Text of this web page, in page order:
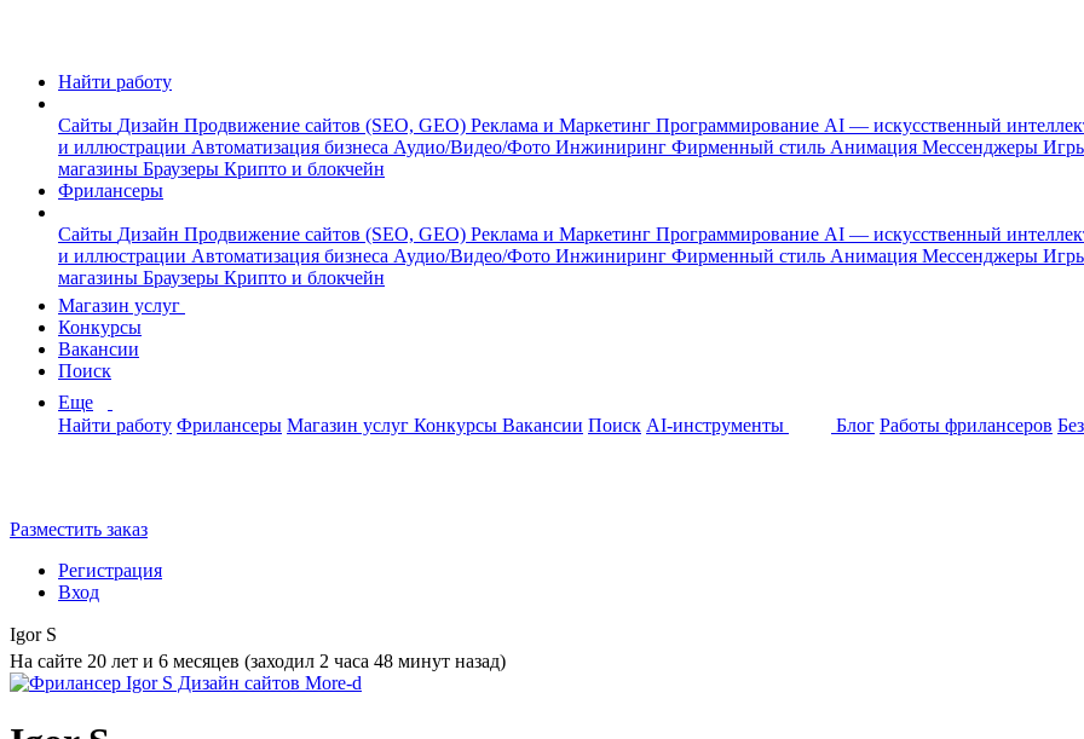
Найти работу
Сайты Дизайн Продвижение сайтов (SEO, GEO) Реклама и Маркетинг Программирование AI — искусственный
и иллюстрации Автоматизация бизнеса Аудио/Видео/Фото Инжиниринг Фирменный стиль Анимация Мессенджеры
магазины Браузеры Крипто и блокчейн
Фрилансеры
Сайты Дизайн Продвижение сайтов (SEO, GEO) Реклама и Маркетинг Программирование AI — искусственный
и иллюстрации Автоматизация бизнеса Аудио/Видео/Фото Инжиниринг Фирменный стиль Анимация Мессенджеры
магазины Браузеры Крипто и блокчейн
Магазин услуг
Конкурсы
Вакансии
Поиск
Еще
Найти работу Фрилансеры Магазин услуг Конкурсы Вакансии Поиск AI-инструменты Блог Работы фрилансеров
Разместить заказ
Регистрация
Вход
Igor S
На сайте 20 лет и 6 месяцев (заходил 2 часа 48 минут назад)